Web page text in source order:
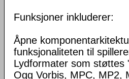
Funksjoner inkluderer:
Åpne
funksjonaliteten til
Lydformater som støttes
Ogg Vorbis, MPC, MP2,